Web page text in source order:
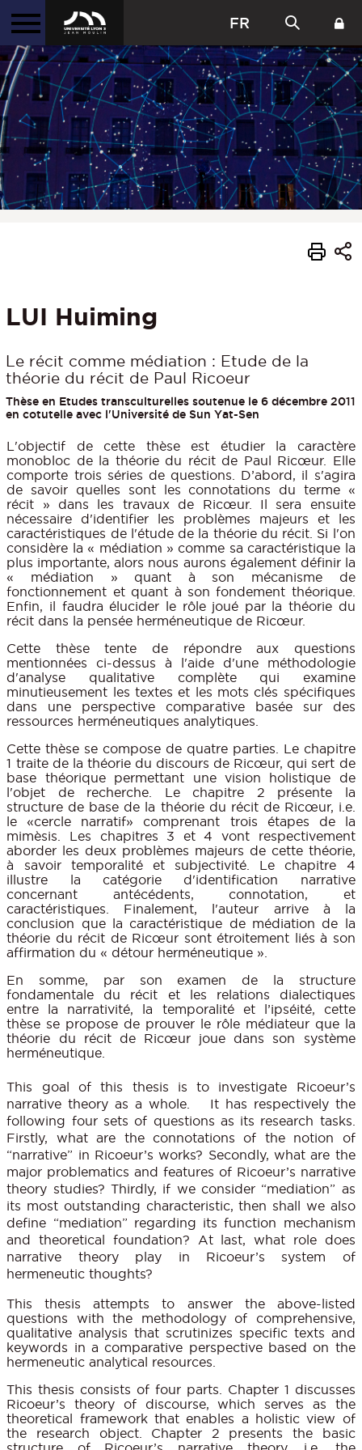
FR
LUI Huiming
Le récit comme médiation : Etude de la
théorie du récit de Paul Ricoeur
Thèse en Etudes transculturelles soutenue le 6 décembre 2011
en cotutelle avec l'Université de Sun Yat-Sen
L'objectif de cette thèse est étudier la caractère
monobloc de la théorie du récit de Paul Ricœur. Elle
comporte trois séries de questions. D’abord, il s'agira
de savoir quelles sont les connotations du terme «
récit » dans les travaux de Ricœur. Il sera ensuite
nécessaire d'identifier les problèmes majeurs et les
caractéristiques de l'étude de la théorie du récit. Si l'on
considère la « médiation » comme sa caractéristique la
plus importante, alors nous aurons également définir la
« médiation » quant à son mécanisme de
fonctionnement et quant à son fondement théorique.
Enfin, il faudra élucider le rôle joué par la théorie du
récit dans la pensée herméneutique de Ricœur.
Cette thèse tente de répondre aux questions
mentionnées ci-dessus à l'aide d'une méthodologie
d'analyse qualitative complète qui examine
minutieusement les textes et les mots clés spécifiques
dans une perspective comparative basée sur des
ressources herméneutiques analytiques.
Cette thèse se compose de quatre parties. Le chapitre
1 traite de la théorie du discours de Ricœur, qui sert de
base théorique permettant une vision holistique de
l'objet de recherche. Le chapitre 2 présente la
structure de base de la théorie du récit de Ricœur, i.e.
le «cercle narratif» comprenant trois étapes de la
mimèsis. Les chapitres 3 et 4 vont respectivement
aborder les deux problèmes majeurs de cette théorie,
à savoir temporalité et subjectivité. Le chapitre 4
illustre la catégorie d'identification narrative
concernant antécédents, connotation, et
caractéristiques. Finalement, l'auteur arrive à la
conclusion que la caractéristique de médiation de la
théorie du récit de Ricœur sont étroitement liés à son
affirmation du « détour herméneutique ».
En somme, par son examen de la structure
fondamentale du récit et les relations dialectiques
entre la narrativité, la temporalité et l’ipséité, cette
thèse se propose de prouver le rôle médiateur que la
théorie du récit de Ricœur joue dans son système
herméneutique.
This goal of this thesis is to investigate Ricoeur’s
narrative theory as a whole.
It has respectively the
following four sets of questions as its research tasks.
Firstly, what are the connotations of the notion of
“narrative” in Ricoeur’s works? Secondly, what are the
major problematics and features of Ricoeur’s narrative
theory studies? Thirdly, if we consider “mediation” as
its most outstanding characteristic, then shall we also
define “mediation” regarding its function mechanism
and theoretical foundation? At last, what role does
narrative theory play in Ricoeur’s system of
hermeneutic thoughts?
This thesis attempts to answer the above-listed
questions with the methodology of comprehensive,
qualitative analysis that scrutinizes specific texts and
keywords in a comparative perspective based on the
hermeneutic analytical resources.
This thesis consists of four parts. Chapter 1 discusses
Ricoeur’s theory of discourse, which serves as the
theoretical framework that enables a holistic view of
the research object. Chapter 2 presents the basic